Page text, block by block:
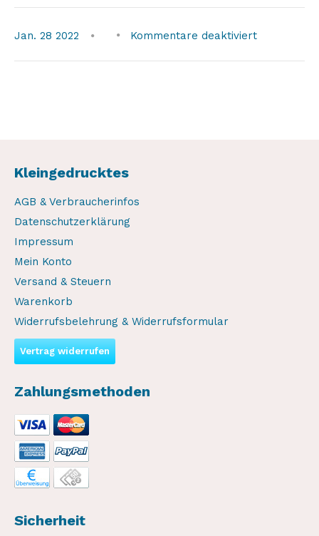
Jan. 28 2022 Kommentare deaktiviertfür
Kleingedrucktes
AGB & Verbraucherinfos
Datenschutzerklärung
Impressum
Mein Konto
Versand & Steuern
Warenkorb
Widerrufsbelehrung & Widerrufsformular
Vertrag widerrufen
Zahlungsmethoden
Sicherheit